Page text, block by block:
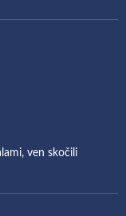
ven skočili